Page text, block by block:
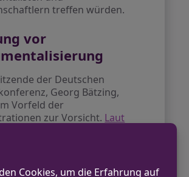
treffen würden.
vor
der Deutschen
Georg Bätzing,
Vorfeld der
zur Vorsicht. Laut
Leben
für völkische Interessen
die Sorge vor einer